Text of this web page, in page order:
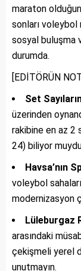
maraton
sonları
sosyal buluşma
durumda.
[EDİTÖRÜN
Set
üzerinden
rakibine en az 2
24) biliyor
Havsa’nın
voleybol
modernizasyon
Lüleburgaz
arasındaki
çekişmeli yerel
unutmayın.